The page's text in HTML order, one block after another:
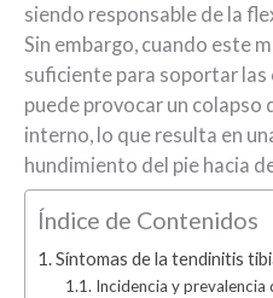
siendo responsable de la
Sin embargo, cuando este
suficiente para soportar las
puede provocar un colapso
interno, lo que resulta en
hundimiento del pie hacia
Índice de Contenidos
Síntomas de la tendinitis
Incidencia y prevalencia